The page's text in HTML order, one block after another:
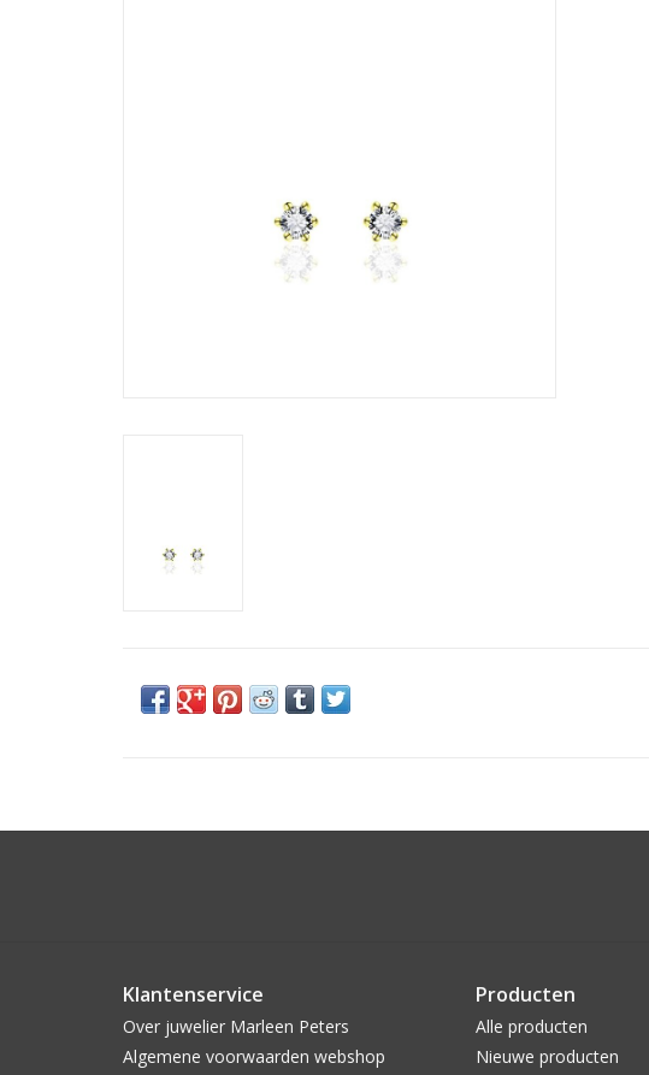
Klantenservice
Over juwelier Marleen Peters
Algemene voorwaarden webshop
Producten
Alle producten
Nieuwe producten